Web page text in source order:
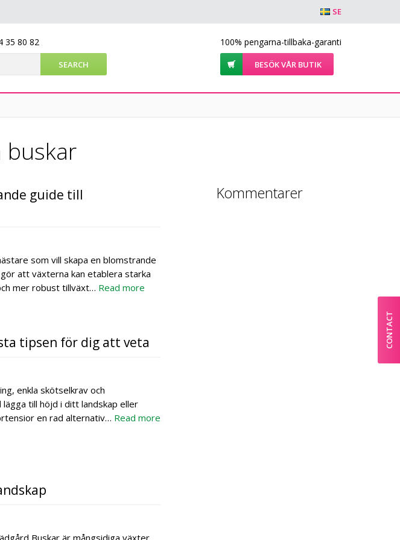
SE
35 80 82 100% pengarna-tillbaka-garanti
BESÖK VÅR BUTIK
buskar
guide till
som vill skapa en blomstrande
att växterna kan etablera starka
mer robust tillväxt… Read more
tipsen för dig att veta
enkla skötselkrav och
till höjd i ditt landskap eller
en rad alternativ… Read more
Buskar är mångsidiga växter
Kommentarer
CONTACT